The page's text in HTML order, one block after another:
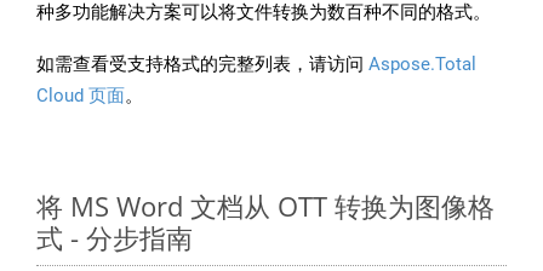
种多功能解决方案可以将文件转换为数百种不同的格式。
如需查看受支持格式的完整列表，请访问 Aspose.Total
Cloud 页面。
将 MS Word 文档从 OTT 转换为图像格
式 - 分步指南